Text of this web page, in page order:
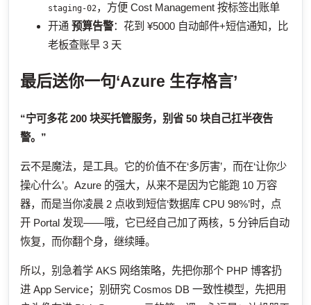
staging-02 ，方便 Cost Management 按标签出账单
开通 预算告警：花到 ¥5000 自动邮件+短信通知，比
老板查账早 3 天
最后送你一句‘Azure 生存格言’
“宁可多花 200 块买托管服务，别省 50 块自己扛半夜告
警。”
云不是魔法，是工具。它的价值不在‘多厉害’，而在‘让你少
操心什么’。Azure 的强大，从来不是因为它能跑 10 万容
器，而是当你凌晨 2 点收到短信‘数据库 CPU 98%’时，点
开 Portal 发现——哦，它已经自己加了两核，5 分钟后自动
恢复，而你翻个身，继续睡。
所以，别急着学 AKS 网络策略，先把你那个 PHP 博客扔
进 App Service；别研究 Cosmos DB 一致性模型，先把用